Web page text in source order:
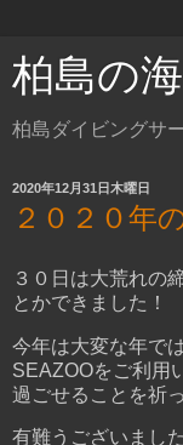
柏島の
柏島ダイビングサ
2020年12月31日木曜日
２０２０年
３０日は大荒れの
とかできました！
今年は大変な年で
SEAZOOをご利用
過ごせることを祈
有難うございまし